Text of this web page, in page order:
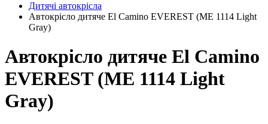
Дитячі автокрісла
Автокрісло дитяче El Camino EVEREST (ME 1114 Light
Gray)
Автокрісло дитяче El Camino
EVEREST (ME 1114 Light
Gray)